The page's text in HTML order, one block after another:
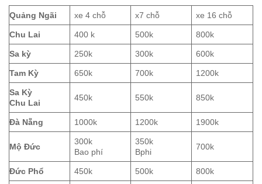
Quảng Ngãi xe 4 chỗ x7 chỗ xe 16 chỗ
Chu Lai 400 k 500k 800k
Sa kỳ 250k 300k 600k
Tam Kỳ 650k 700k 1200k
Sa Kỳ
Chu Lai
450k 550k 850k
Đà Nẵng 1000k 1200k 1900k
Mộ Đức
300k
Bao phí
350k
Bphi
700k
Đức Phổ 450k 500k 800k